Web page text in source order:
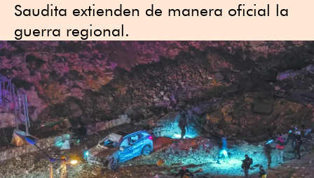
Saudita extienden de manera oficial la
guerra regional.